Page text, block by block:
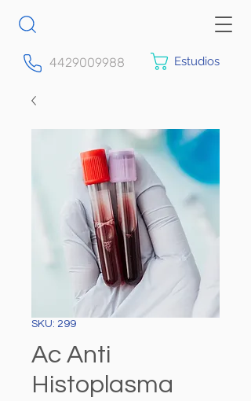
4429009988 Estudios
SKU: 299
Ac Anti
Histoplasma